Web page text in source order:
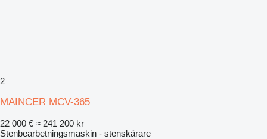
2
MAINCER MCV-365
22 000 € ≈ 241 200 kr
Stenbearbetningsmaskin - stenskärare